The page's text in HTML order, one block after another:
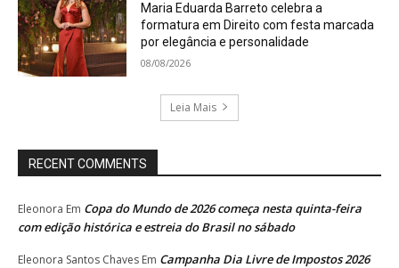
Maria Eduarda Barreto celebra a
formatura em Direito com festa marcada
por elegância e personalidade
08/08/2026
Leia Mais
RECENT COMMENTS
Eleonora Em Copa do Mundo de 2026 começa nesta quinta-feira
com edição histórica e estreia do Brasil no sábado
Eleonora Santos Chaves Em Campanha Dia Livre de Impostos 2026